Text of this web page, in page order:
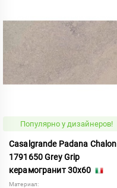
Популярно у дизайнеров!
Casalgrande Padana Chalon
1791650 Grey Grip
керамогранит 30x60
Материал: